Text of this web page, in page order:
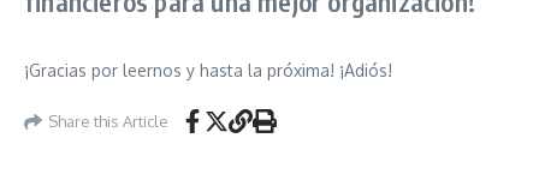
¡Gracias por leernos y hasta la próxima! ¡Adiós!
Share this Article